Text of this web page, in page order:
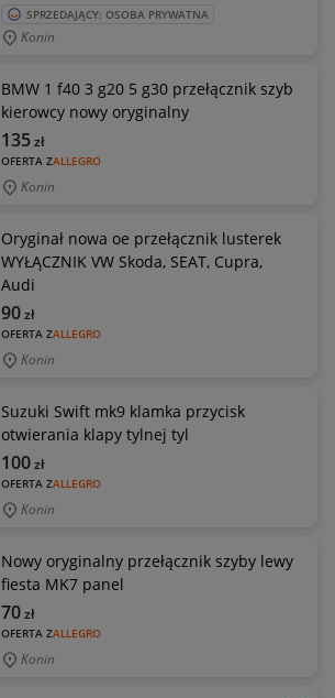
SPRZEDAJĄCY: OSOBA PRYWATNA
Konin
BMW 1 f40 3 g20 5 g30 przełącznik szyb
kierowcy nowy oryginalny
OFERTA ZALLEGRO
135zł
Konin
Oryginał nowa oe przełącznik lusterek
WYŁĄCZNIK VW Skoda, SEAT, Cupra,
Audi
OFERTA ZALLEGRO
90zł
Konin
Suzuki Swift mk9 klamka przycisk
otwierania klapy tylnej tyl
OFERTA ZALLEGRO
100zł
Konin
Nowy oryginalny przełącznik szyby lewy
fiesta MK7 panel
OFERTA ZALLEGRO
70zł
Konin